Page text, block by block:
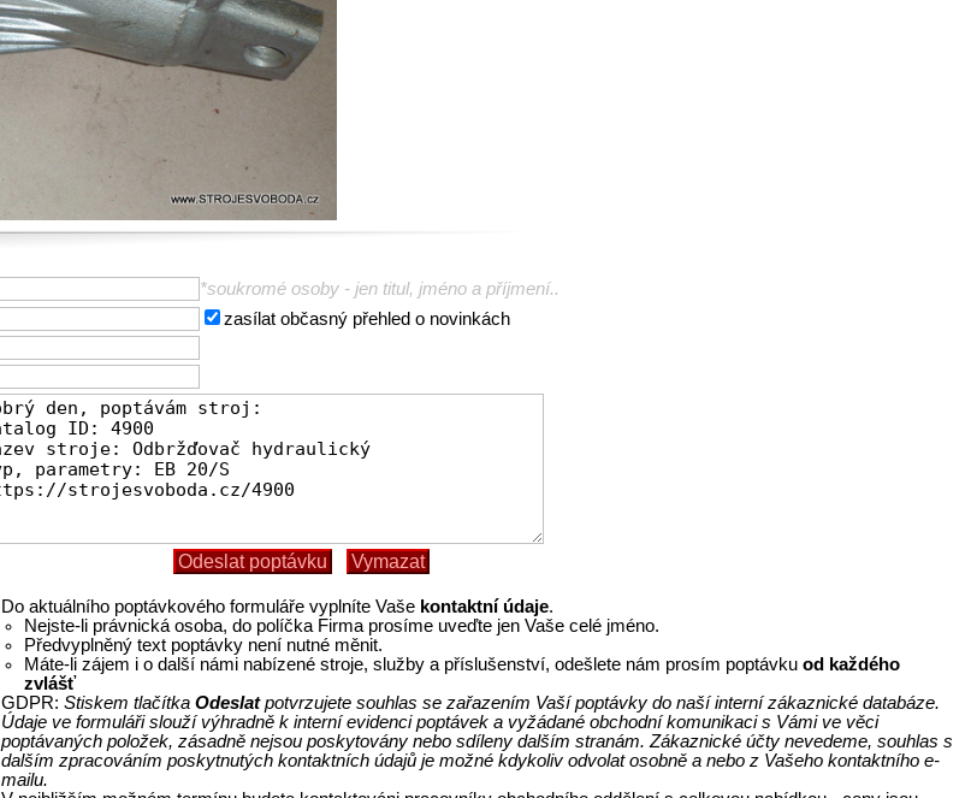
*soukromé osoby - jen titul, jméno a příjmení..
zasílat občasný přehled o novinkách
Do aktuálního poptávkového formuláře vyplníte Vaše kontaktní údaje.
Nejste-li právnická osoba, do políčka Firma prosíme uveďte jen Vaše celé jméno.
Předvyplněný text poptávky není nutné měnit.
Máte-li zájem i o další námi nabízené stroje, služby a příslušenství, odešlete nám prosím poptávkuod každého
zvlášť
GDPR: Stiskem tlačítka Odeslatpotvrzujete souhlas se zařazením Vaší poptávky do naší interní zákaznické databáze.
Údaje ve formuláři slouží výhradně k interní evidenci poptávek a vyžádané obchodní komunikaci s Vámi ve věci
poptávaných položek, zásadně nejsou poskytovány nebo sdíleny dalším stranám. Zákaznické účty nevedeme, souhlas s
dalším zpracováním poskytnutých kontaktních údajů je možné kdykoliv odvolat osobně a nebo z Vašeho kontaktního e-
mailu.